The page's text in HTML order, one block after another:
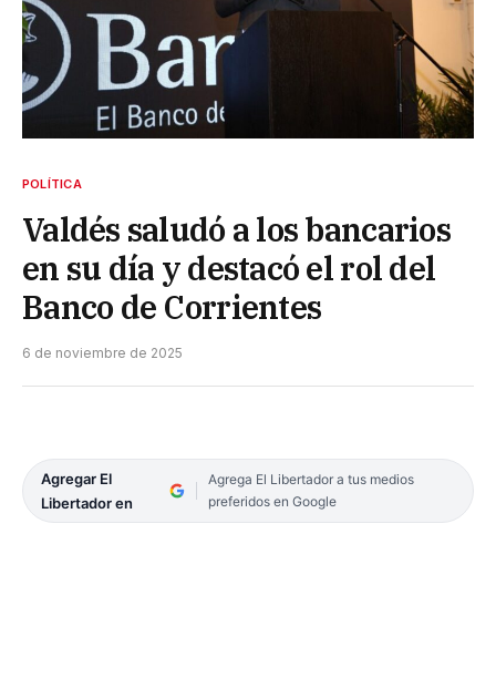
POLÍTICA
Valdés saludó a los bancarios
en su día y destacó el rol del
Banco de Corrientes
6 de noviembre de 2025
Agregar El
Libertador en
Agrega El Libertador a tus medios
preferidos en Google